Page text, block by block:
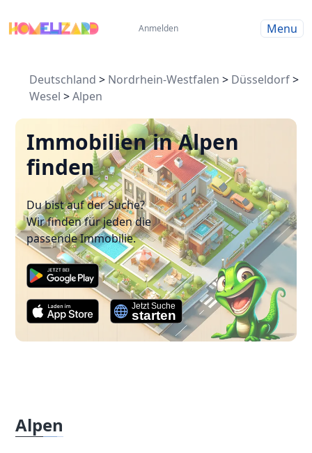
Anmelden Menu
Deutschland > Nordrhein-Westfalen > Düsseldorf>
Wesel >Alpen
Immobilien in Alpen
finden
Du bist auf der Suche?
Wir finden für jeden die
passende Immobilie.
Alpen